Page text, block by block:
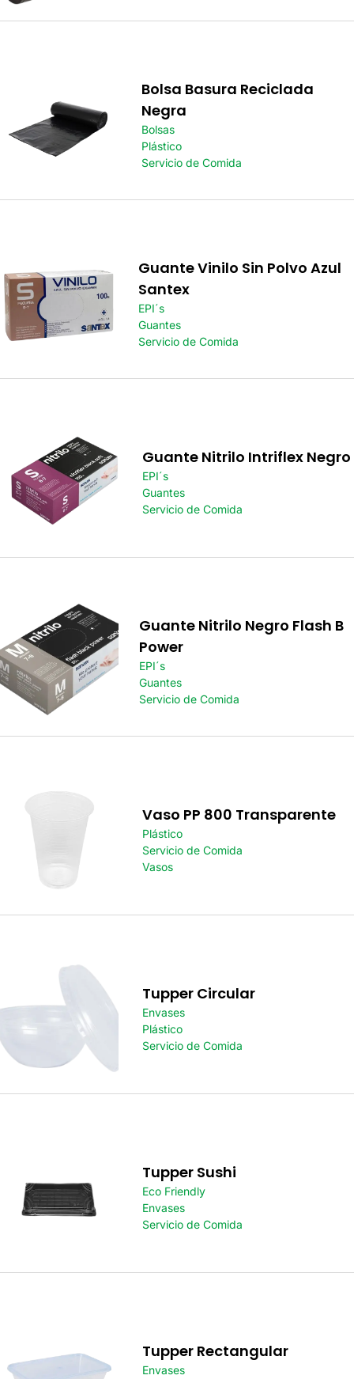
Bolsa Basura Reciclada
Negra
Bolsas
Plástico
Servicio de Comida
Guante Vinilo Sin Polvo Azul
Santex
EPI´s
Guantes
Servicio de Comida
Guante Nitrilo Intriflex Negro
EPI´s
Guantes
Servicio de Comida
Guante Nitrilo Negro Flash B
Power
EPI´s
Guantes
Servicio de Comida
Vaso PP 800 Transparente
Plástico
Servicio de Comida
Vasos
Tupper Circular
Envases
Plástico
Servicio de Comida
Tupper Sushi
Eco Friendly
Envases
Servicio de Comida
Tupper Rectangular
Envases